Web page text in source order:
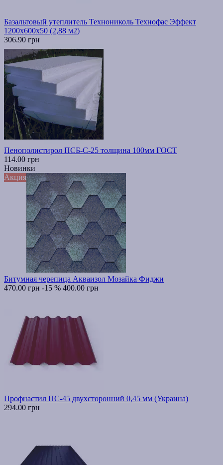
Базальтовый утеплитель Технониколь Технофас Эффект
1200х600х50 (2,88 м2)
306.90 грн
Пенополистирол ПСБ-С-25 толщина 100мм ГОСТ
114.00 грн
Новинки
Акция
Битумная черепица Акваизол Мозайка Фиджи
470.00 грн -15 % 400.00 грн
Профнастил ПС-45 двухсторонний 0,45 мм (Украина)
294.00 грн